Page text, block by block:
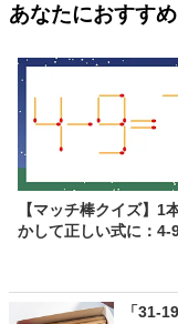
あなたにおすすめ
【マッチ棒クイズ】1
かして正しい式に：4-
「31-